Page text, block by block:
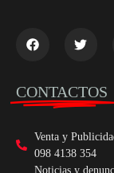
CONTACTOS
Venta y
098 4138 354
Noticias y